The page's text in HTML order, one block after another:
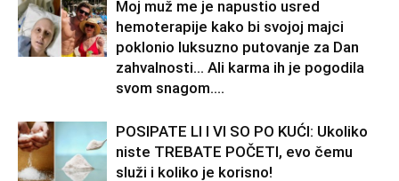
Moj muž me je napustio usred
hemoterapije kako bi svojoj majci
poklonio luksuzno putovanje za Dan
zahvalnosti… Ali karma ih je pogodila
svom snagom....
POSIPATE LI I VI SO PO KUĆI: Ukoliko
niste TREBATE POČETI, evo čemu
služi i koliko je korisno!